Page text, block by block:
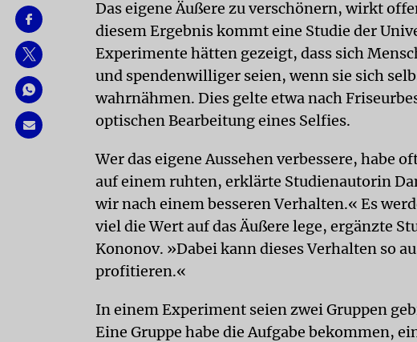
Das eigene Äußere zu verschönern, wirkt
diesem Ergebnis kommt eine Studie der
Experimente hätten gezeigt, dass sich
und spendenwilliger seien, wenn sie sich
wahrnähmen. Dies gelte etwa nach
optischen Bearbeitung eines Selfies.
Wer das eigene Aussehen verbessere, habe
auf einem ruhten, erklärte Studienautorin
wir nach einem besseren Verhalten.« Es
viel die Wert auf das Äußere lege, ergänzte
Kononov. »Dabei kann dieses Verhalten so
profitieren.«
In einem Experiment seien zwei Gruppen
Eine Gruppe habe die Aufgabe bekommen,